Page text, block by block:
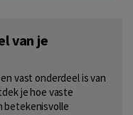
van je
vast onderdeel is van
je hoe vaste
betekenisvolle